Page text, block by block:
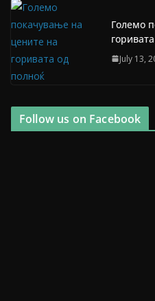
Големо
July 13,
Follow us on Facebook